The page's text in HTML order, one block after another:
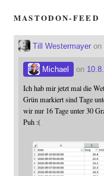
MASTODON-FEED
Till Westermayeron
Michael on
Ich hab mir jetzt mal die
Grün markiert sind Tage
wir nur 16 Tage unter 30
Puh :(